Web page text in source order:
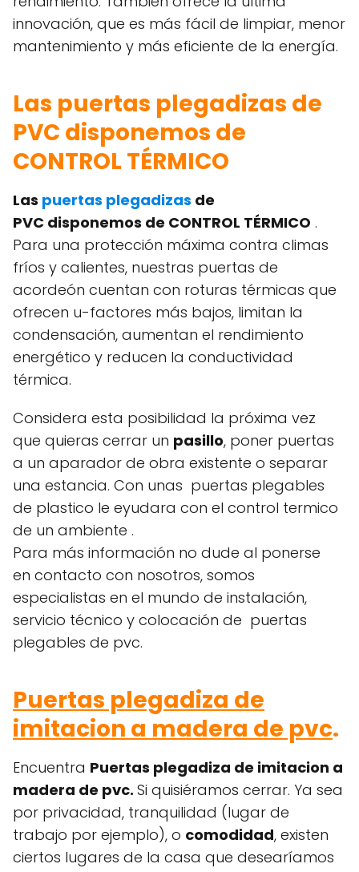
innovación, que es más fácil de limpiar, menor
mantenimiento y más eficiente de la energía.
Las puertas plegadizas de
PVC disponemos de
CONTROL TÉRMICO
Las puertas plegadizas de
PVC disponemos de CONTROL TÉRMICO .
Para una protección máxima contra climas
fríos y calientes, nuestras puertas de
acordeón cuentan con roturas térmicas que
ofrecen u-factores más bajos, limitan la
condensación, aumentan el rendimiento
energético y reducen la conductividad
térmica.
Considera esta posibilidad la próxima vez
que quieras cerrar un pasillo, poner puertas
a un aparador de obra existente o separar
una estancia. Con unas puertas plegables
de plastico le eyudara con el control termico
de un ambiente .
Para más información no dude al ponerse
en contacto con nosotros, somos
especialistas en el mundo de instalación,
servicio técnico y colocación de puertas
plegables de pvc.
Puertas plegadiza de
imitacion a madera de pvc.
Encuentra Puertas plegadiza de imitacion a
madera de pvc. Si quisiéramos cerrar. Ya sea
por privacidad, tranquilidad (lugar de
trabajo por ejemplo), o comodidad, existen
ciertos lugares de la casa que desearíamos